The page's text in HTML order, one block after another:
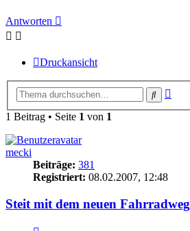
Antworten
Druckansicht
Suche
1 Beitrag • Seite 1 von 1
mecki
Beiträge: 381
Registriert: 08.02.2007, 12:48
Steit mit dem neuen Fahrradweg